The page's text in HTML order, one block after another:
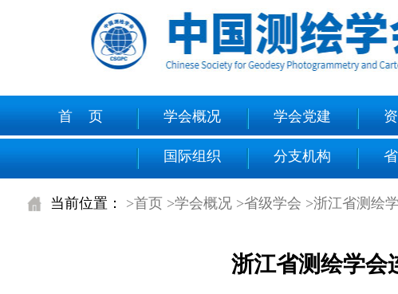
首 页 学会概况 学会党建
国际组织 分支机构
当前位置： >首页 >学会概况 >省级学会 >浙江省测绘
浙江省测绘学会